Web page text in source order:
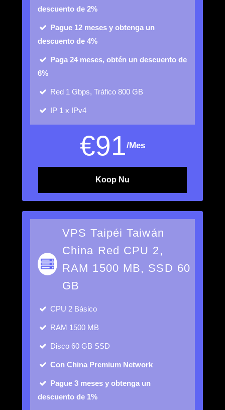
descuento de 2%
Pague 12 meses y obtenga un
descuento de 4%
Paga 24 meses, obtén un descuento de
6%
Red 1 Gbps, Tráfico 800 GB
IP 1 x IPv4
€91/Mes
Koop Nu
VPS Taipéi Taiwán
China Red CPU 2,
RAM 1500 MB, SSD 60
GB
CPU 2 Básico
RAM 1500 MB
Disco 60 GB SSD
Con China Premium Network
Pague 3 meses y obtenga un
descuento de 1%